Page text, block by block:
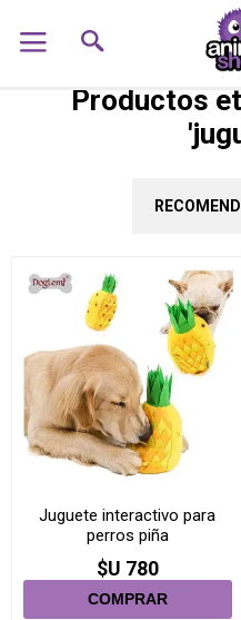
Productos
Juguete interactivo para
perros piña
$U 780